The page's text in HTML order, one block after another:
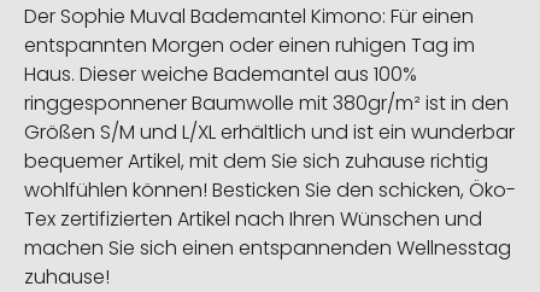
Der Sophie Muval Bademantel Kimono: Für einen
entspannten Morgen oder einen ruhigen Tag im
Haus. Dieser weiche Bademantel aus 100%
ringgesponnener Baumwolle mit 380gr/m² ist in den
Größen S/M und L/XL erhältlich und ist ein wunderbar
bequemer Artikel, mit dem Sie sich zuhause richtig
wohlfühlen können! Besticken Sie den schicken, Öko-
Tex zertifizierten Artikel nach Ihren Wünschen und
machen Sie sich einen entspannenden Wellnesstag
zuhause!